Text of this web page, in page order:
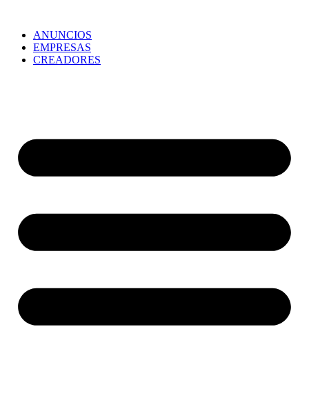
ANUNCIOS
EMPRESAS
CREADORES